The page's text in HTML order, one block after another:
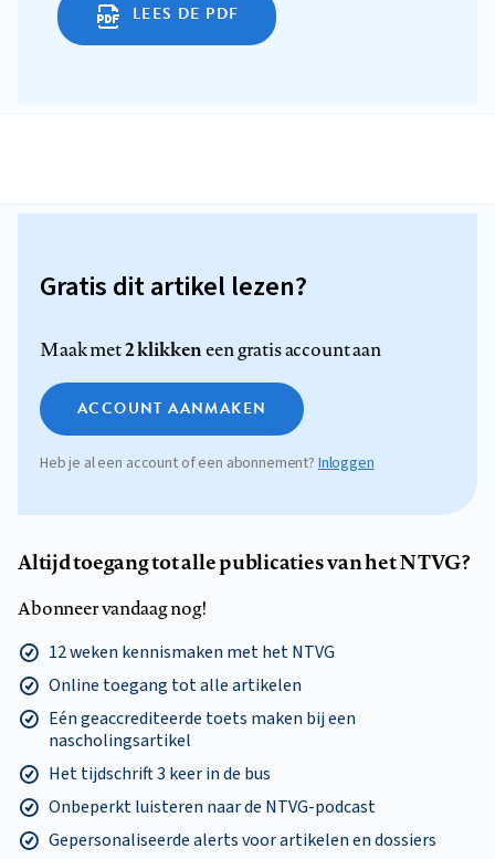
LEES DE PDF
Gratis dit artikel lezen?
Maak met2 klikkeneen gratis account aan
ACCOUNT AANMAKEN
Heb je al een account of een abonnement? Inloggen
Altijd toegang tot alle publicaties van het NTVG?
Abonneer vandaag nog!
12 weken kennismaken met het NTVG
Online toegang tot alle artikelen
Eén geaccrediteerde toets maken bij een
nascholingsartikel
Het tijdschrift 3 keer in de bus
Onbeperkt luisteren naar de NTVG-podcast
Gepersonaliseerde alerts voor artikelen en dossiers